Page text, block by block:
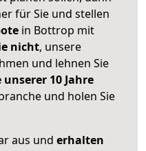
für Sie und stellen
in Bottrop mit
nicht, unsere
und lehnen Sie
10 Jahre
und holen Sie
aus und erhalten